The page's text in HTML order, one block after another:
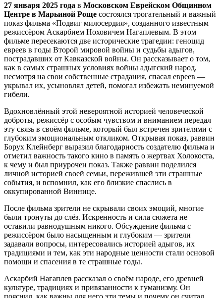
27 января 2025 года в Московском Еврейском Общинном
Центре в Марьиной Роще состоялся трогательный и важный
показ фильма «Подвиг милосердия», созданного известным
режиссёром Аскарбием Ноховичем Нагаплевым. В этом
фильме пересекаются две исторические трагедии: геноцид
евреев в годы Второй мировой войны и судьбы адыгов,
пострадавших от Кавказской войны. Он рассказывает о том,
как в самых страшных условиях войны адыгский народ,
несмотря на свои собственные страдания, спасал евреев —
укрывал их, усыновлял детей, помогал избежать неминуемой
гибели.
Вдохновлённый этой невероятной историей человеческой
доброты, режиссёр с особым чувством и вниманием передал
эту связь в своём фильме, который был встречен зрителями с
глубоким эмоциональным откликом. Открывая показ, раввин
Борух Клейнберг выразил благодарность создателю фильма и
отметил важность такого кино в память о жертвах Холокоста,
к чему и был приурочен показ. Также раввин поделился
личной историей своей семьи, пережившей эти страшные
события, и вспомнил, как его близкие спаслись в
оккупированной Виннице.
После фильма зрители не скрывали своих эмоций, многие
были тронуты до слёз. Искренность и сила сюжета не
оставили равнодушным никого. Обсуждение фильма с
режиссёром было насыщенным и глубоким — зрители
задавали вопросы, интересовались историей адыгов, их
традициями и тем, как эти народные ценности стали основой
помощи и спасения в те страшные годы.
Аскарбий Нагаплев рассказал о своём народе, его древней
культуре, традициях и привязанности к гуманизму. Он
пояснил, как важны для него эти темы и почему он считал